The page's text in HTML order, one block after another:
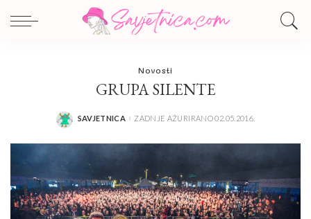
Novosti
GRUPA SILENTE
POSTED
SAVJETNICA ZADNJE AŽURIRANO 02.05.2016.